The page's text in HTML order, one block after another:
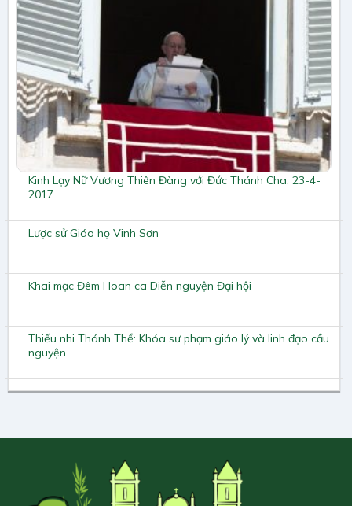
Kinh Lạy Nữ Vương Thiên Đàng với Đức Thánh Cha: 23-4-
2017
Lược sử Giáo họ Vinh Sơn
Khai mạc Đêm Hoan ca Diễn nguyện Đại hội
Thiếu nhi Thánh Thể: Khóa sư phạm giáo lý và linh đạo cầu
nguyện